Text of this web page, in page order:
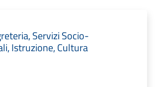
Servizi Socio-
Istruzione, Cultura